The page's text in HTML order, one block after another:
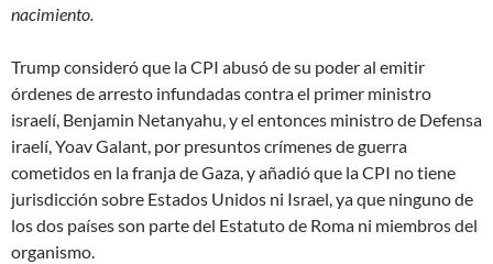
nacimiento.
Trump consideró que la CPI abusó de su poder al emitir
órdenes de arresto infundadascontra el primer ministro
israelí, Benjamin Netanyahu, y el entonces ministro de Defensa
iraelí, Yoav Galant, por presuntos crímenes de guerra
cometidos en la franja de Gaza, y añadió que la CPI no tiene
jurisdicción sobre Estados Unidos ni Israel, ya que ninguno de
los dos países son parte del Estatuto de Roma ni miembros del
organismo.